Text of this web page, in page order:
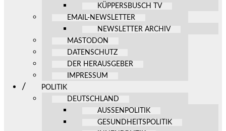
KÜPPERSBUSCH TV
EMAIL-NEWSLETTER
NEWSLETTER ARCHIV
MASTODON
DATENSCHUTZ
DER HERAUSGEBER
IMPRESSUM
POLITIK
DEUTSCHLAND
AUSSENPOLITIK
GESUNDHEITSPOLITIK